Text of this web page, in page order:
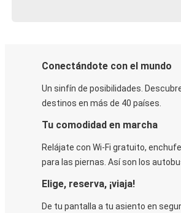
Conectándote con el mundo
Un sinfín de posibilidades.
destinos en más de 40 países.
Tu comodidad en marcha
Relájate con Wi-Fi gratuito,
para las piernas. Así son los
Elige, reserva, ¡viaja!
De tu pantalla a tu asiento en